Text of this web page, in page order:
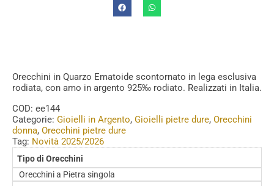
Orecchini in Quarzo Ematoide scontornato in lega esclusiva
rodiata, con amo in argento 925‰ rodiato. Realizzati in Italia.
COD: ee144
Categorie: Gioielli in Argento, Gioielli pietre dure, Orecchini
donna, Orecchini pietre dure
Tag: Novità 2025/2026
Tipo di Orecchini
Orecchini a Pietra singola